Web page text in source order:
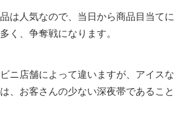
は人気なので、当日から商品目当てに
く、争奪戦になります。
ニ店舗によって違いますが、アイスな
、お客さんの少ない深夜帯であること